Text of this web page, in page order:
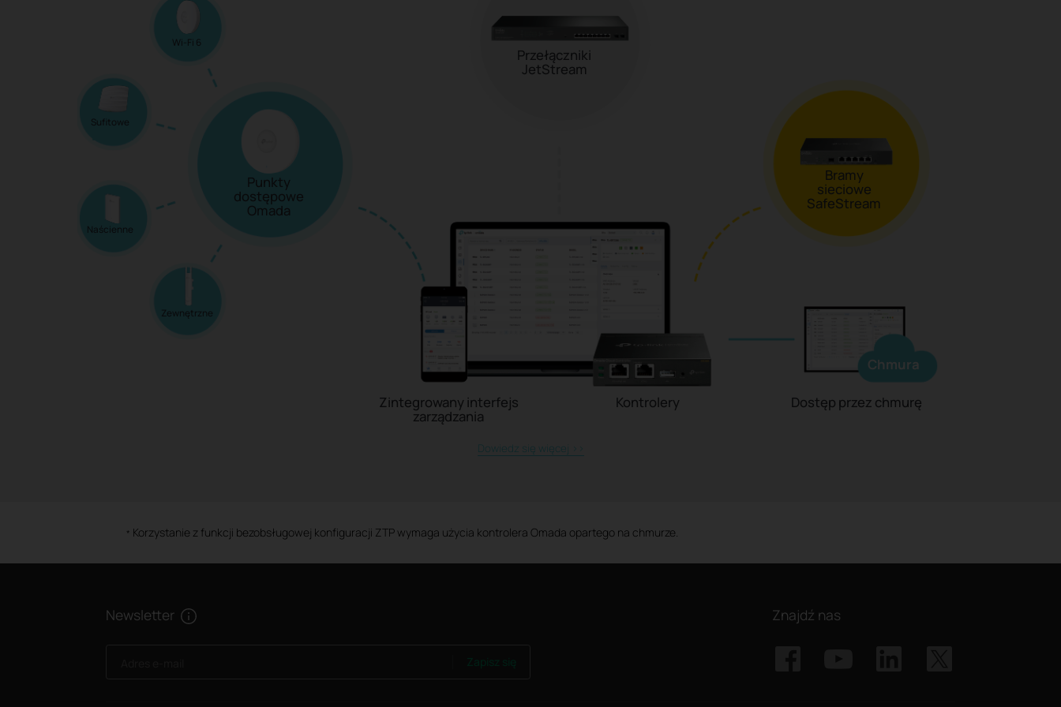
Przełączniki
JetStream
Bramy
sieciowe
SafeStream
Punkty
dostępowe
Omada
Wi-Fi 6
Sufitowe
Naścienne
Zewnętrzne
Zintegrowany interfejs
zarządzania
Kontrolery Dostęp przez chmurę
Chmura
Dowiedz się więcej >>
* Korzystanie z funkcji bezobsługowej konfiguracji ZTP wymaga użycia kontrolera Omada opartego na chmurze.
Newsletter Znajdź nas